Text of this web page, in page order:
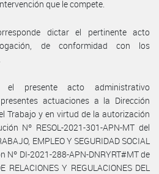
que le compete.
dictar el pertinente acto
de conformidad con los
presente acto administrativo
actuaciones a la Dirección
Trabajo y en virtud de la autorización
Nº RESOL-2021-301-APN-MT del
EMPLEO Y SEGURIDAD SOCIAL
Nº DI-2021-288-APN-DNRYRT#MT de
RELACIONES Y REGULACIONES DEL